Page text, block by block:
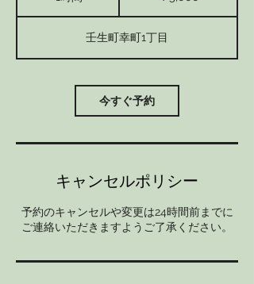
壬生町幸町1丁目
今すぐ予約
キャンセルポリシー
予約のキャンセルや変更は24時間前までに
ご連絡いただきますようご了承ください。